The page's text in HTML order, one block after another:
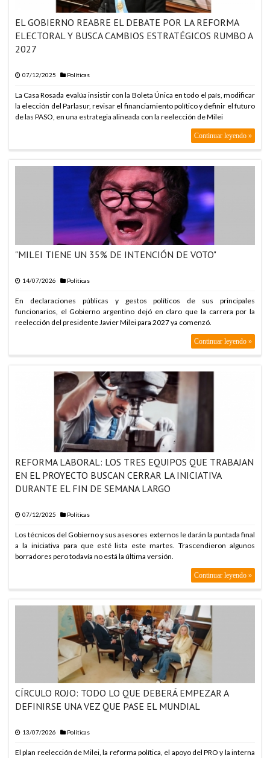
EL GOBIERNO REABRE EL DEBATE POR LA REFORMA
ELECTORAL Y BUSCA CAMBIOS ESTRATÉGICOS RUMBO A
2027
07/12/2025 Políticas
La Casa Rosada evalúa insistir con la Boleta Única en todo el país, modificar
la elección del Parlasur, revisar el financiamiento político y definir el futuro
de las PASO, en una estrategia alineada con la reelección de Milei
Continuar leyendo »
"MILEI TIENE UN 35% DE INTENCIÓN DE VOTO"
14/07/2026 Políticas
En declaraciones públicas y gestos políticos de sus principales
funcionarios, el Gobierno argentino dejó en claro que la carrera por la
reelección del presidente Javier Milei para 2027 ya comenzó.
Continuar leyendo »
REFORMA LABORAL: LOS TRES EQUIPOS QUE TRABAJAN
EN EL PROYECTO BUSCAN CERRAR LA INICIATIVA
DURANTE EL FIN DE SEMANA LARGO
07/12/2025 Políticas
Los técnicos del Gobierno y sus asesores externos le darán la puntada final
a la iniciativa para que esté lista este martes. Trascendieron algunos
borradores pero todavía no está la última versión.
Continuar leyendo »
CÍRCULO ROJO: TODO LO QUE DEBERÁ EMPEZAR A
DEFINIRSE UNA VEZ QUE PASE EL MUNDIAL
13/07/2026 Políticas
El plan reelección de Milei, la reforma política, el apoyo del PRO y la interna